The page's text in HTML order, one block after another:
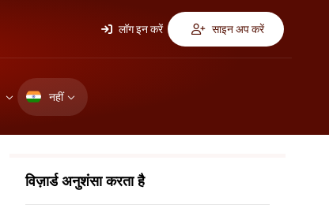
लॉग इन करें साइन अप करें
नहीं
विज़ार्ड अनुशंसा करता है